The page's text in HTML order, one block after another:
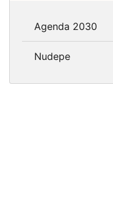
Agenda 2030
Nudepe